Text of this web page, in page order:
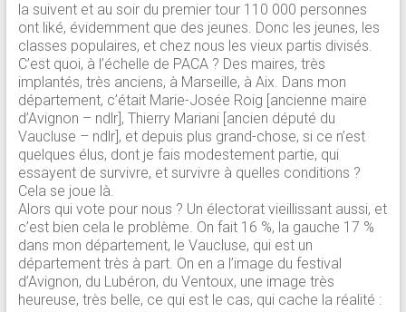
la suivent et au soir du premier tour 110 000 personnes
ont liké, évidemment que des jeunes. Donc les jeunes, les
classes populaires, et chez nous les vieux partis divisés.
C’est quoi, à l’échelle de PACA ? Des maires, très
implantés, très anciens, à Marseille, à Aix. Dans mon
département, c’était Marie-Josée Roig [ancienne maire
d’Avignon – ndlr], Thierry Mariani [ancien député du
Vaucluse – ndlr], et depuis plus grand-chose, si ce n’est
quelques élus, dont je fais modestement partie, qui
essayent de survivre, et survivre à quelles conditions ?
Cela se joue là.
Alors qui vote pour nous ? Un électorat vieillissant aussi, et
c’est bien cela le problème. On fait 16 %, la gauche 17 %
dans mon département, le Vaucluse, qui est un
département très à part. On en a l’image du festival
d’Avignon, du Lubéron, du Ventoux, une image très
heureuse, très belle, ce qui est le cas, qui cache la réalité :